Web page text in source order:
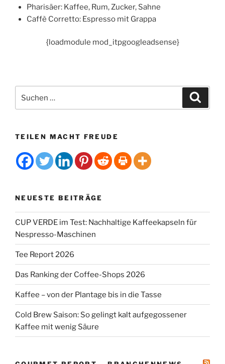
Pharisäer: Kaffee, Rum, Zucker, Sahne
Caffè Corretto: Espresso mit Grappa
{loadmodule mod_itpgoogleadsense}
nach:
TEILEN MACHT FREUDE
NEUESTE BEITRÄGE
CUP VERDE im Test: Nachhaltige Kaffeekapseln für
Nespresso-Maschinen
Tee Report 2026
Das Ranking der Coffee-Shops 2026
Kaffee – von der Plantage bis in die Tasse
Cold Brew Saison: So gelingt kalt aufgegossener
Kaffee mit wenig Säure